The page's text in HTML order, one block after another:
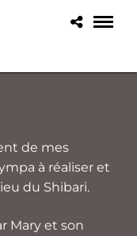
de mes
à réaliser et
du Shibari.
Mary et son